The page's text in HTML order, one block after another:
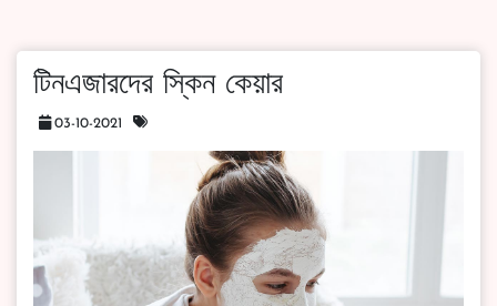
টিনএজারদের স্কিন কেয়ার
03-10-2021